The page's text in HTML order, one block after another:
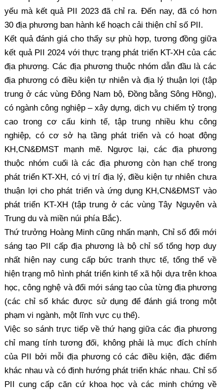
yếu mà kết quả PII 2023 đã chỉ ra. Đến nay, đã có hơn
30 địa phương ban hành kế hoạch cải thiện chỉ số PII.
Kết quả đánh giá cho thấy sự phù hợp, tương đồng giữa
kết quả PII 2024 với thực trạng phát triển KT-XH của các
địa phương. Các địa phương thuộc nhóm dẫn đầu là các
địa phương có điều kiện tự nhiên và địa lý thuận lợi (tập
trung ở các vùng Đông Nam bộ, Đồng bằng Sông Hồng),
có ngành công nghiệp – xây dựng, dịch vụ chiếm tỷ trọng
cao trong cơ cấu kinh tế, tập trung nhiều khu công
nghiệp, có cơ sở hạ tầng phát triển và có hoạt động
KH,CN&ĐMST mạnh mẽ. Ngược lại, các địa phương
thuộc nhóm cuối là các địa phương còn hạn chế trong
phát triển KT-XH, có vị trí địa lý, điều kiện tự nhiên chưa
thuận lợi cho phát triển và ứng dụng KH,CN&ĐMST vào
phát triển KT-XH (tập trung ở các vùng Tây Nguyên và
Trung du và miền núi phía Bắc).
Thứ trưởng Hoàng Minh cũng nhấn mạnh, Chỉ số đổi mới
sáng tạo PII cấp địa phương là bộ chỉ số tổng hợp duy
nhất hiện nay cung cấp bức tranh thực tế, tổng thể về
hiện trạng mô hình phát triển kinh tế xã hội dựa trên khoa
học, công nghệ và đổi mới sáng tạo của từng địa phương
(các chỉ số khác được sử dụng để đánh giá trong một
phạm vi ngành, một lĩnh vực cụ thể).
Việc so sánh trực tiếp về thứ hạng giữa các địa phương
chỉ mang tính tương đối, không phải là mục đích chính
của PII bởi mỗi địa phương có các điều kiện, đặc điểm
khác nhau và có định hướng phát triển khác nhau. Chỉ số
PII cung cấp căn cứ khoa học và các minh chứng về